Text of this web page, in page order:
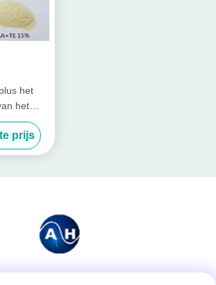
het
het
voor
prijs